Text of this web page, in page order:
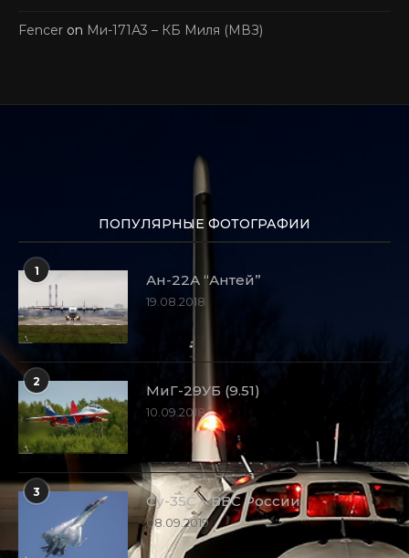
Fencer on Ми-171А3 – КБ Миля (МВЗ)
ПОПУЛЯРНЫЕ ФОТОГРАФИИ
1
Ан-22А “Антей”
19.08.2018
2
МиГ-29УБ (9.51)
10.09.2018
3
Су-35С – ВВС России
08.09.2019